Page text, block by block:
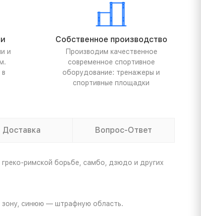
и
Собственное производство
Производим качественное
современное спортивное
оборудование: тренажеры и
спортивные площадки
Доставка Вопрос-Ответ
греко-римской борьбе, самбо, дзюдо и других
зону, синюю — штрафную область.